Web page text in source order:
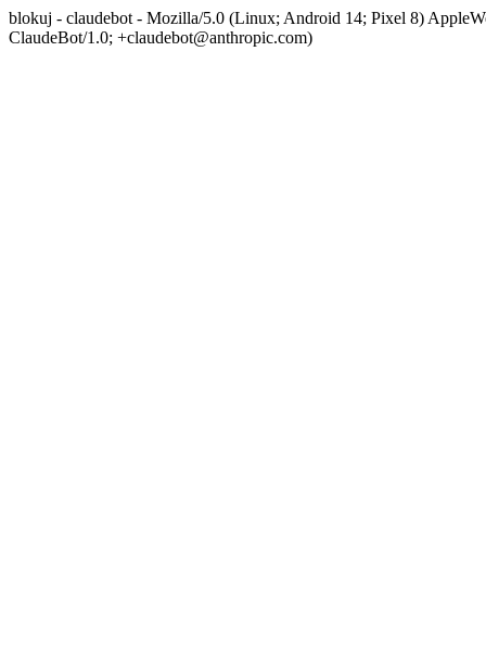
blokuj - claudebot - Mozilla/5.0 (Linux; Android 14; Pixel 8)
ClaudeBot/1.0; +claudebot@anthropic.com)